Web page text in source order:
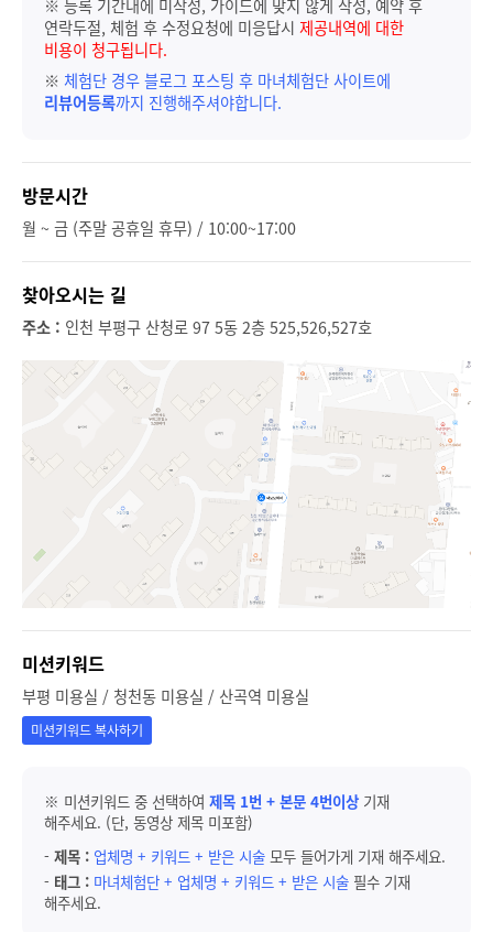
※ 등록 기간내에 미작성, 가이드에 맞지 않게 작성, 예약 후
연락두절, 체험 후 수정요청에 미응답시 제공내역에 대한
비용이 청구됩니다.
※ 체험단 경우 블로그 포스팅 후 마녀체험단 사이트에
리뷰어등록까지 진행해주셔야합니다.
방문시간
월 ~ 금 (주말 공휴일 휴무) / 10:00~17:00
찾아오시는 길
주소 : 인천 부평구 산청로 97 5동 2층 525,526,527호
미션키워드
부평 미용실 / 청천동 미용실 / 산곡역 미용실
미션키워드 복사하기
※ 미션키워드 중 선택하여 제목 1번 + 본문 4번이상 기재
해주세요. (단, 동영상 제목 미포함)
- 제목 : 업체명 + 키워드 + 받은 시술 모두 들어가게 기재 해주세요.
- 태그 : 마녀체험단 + 업체명 + 키워드 + 받은 시술 필수 기재
해주세요.